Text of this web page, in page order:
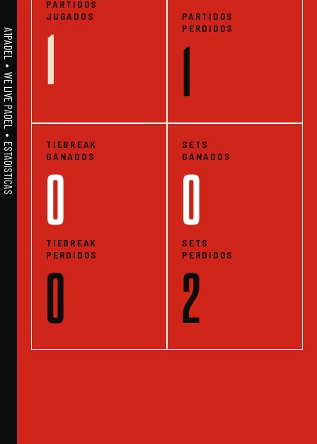
A1PADEL • WE LIVE PADEL • ESTADISTICAS
PARTIDOS
JUGADOS
1
PARTIDOS
PERDIDOS
1
TIEBREAK
GANADOS
0
TIEBREAK
PERDIDOS
0
SETS
GANADOS
0
SETS
PERDIDOS
2